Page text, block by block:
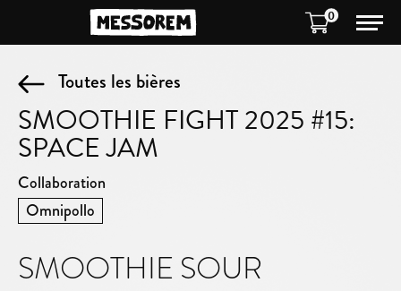
0
Toutes les bières
SMOOTHIE FIGHT 2025 #15:
SPACE JAM
Collaboration
Omnipollo
SMOOTHIE SOUR